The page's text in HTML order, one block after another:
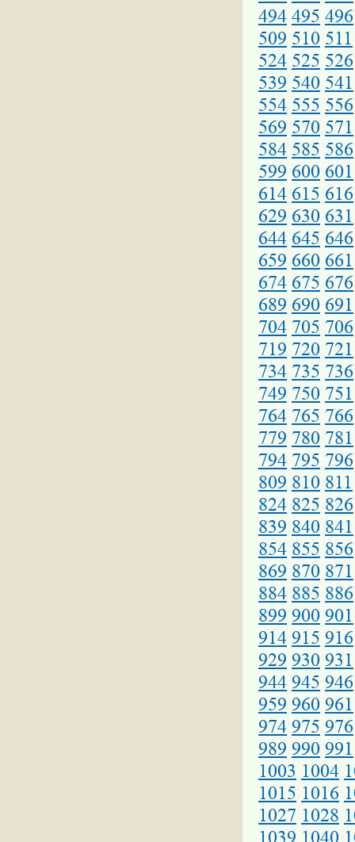
494 495 496
509 510 511
524 525 526
539 540 541
554 555 556
569 570 571
584 585 586
599 600 601
614 615 616
629 630 631
644 645 646
659 660 661
674 675 676
689 690 691
704 705 706
719 720 721
734 735 736
749 750 751
764 765 766
779 780 781
794 795 796
809 810 811
824 825 826
839 840 841
854 855 856
869 870 871
884 885 886
899 900 901
914 915 916
929 930 931
944 945 946
959 960 961
974 975 976
989 990 991
1003 1004
1015 1016
1027 1028